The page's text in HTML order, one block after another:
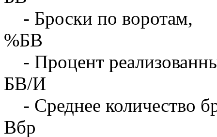
- Броски по воротам,
%БВ
- Процент
БВ/И
- Среднее количество
Вбр